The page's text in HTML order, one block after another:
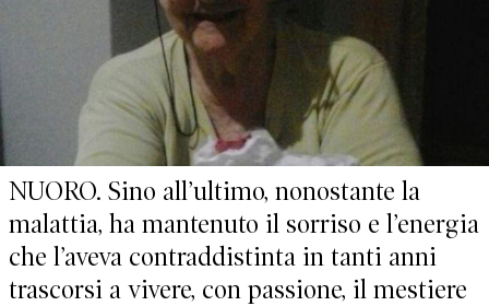
NUORO. Sino all’ultimo, nonostante la
malattia, ha mantenuto il sorriso e l’energia
che l’aveva contraddistinta in tanti anni
trascorsi a vivere, con passione, il mestiere